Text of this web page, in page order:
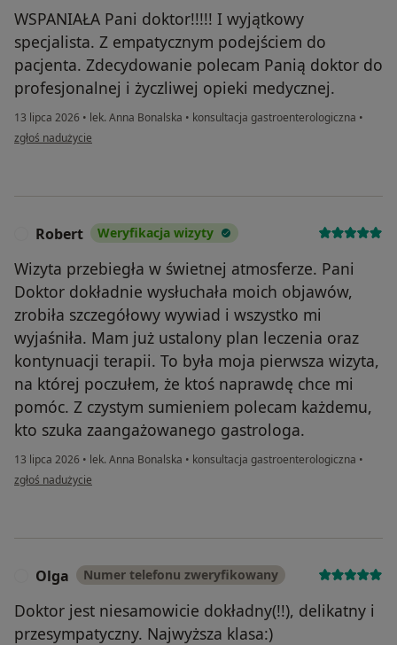
WSPANIAŁA Pani doktor!!!!! I wyjątkowy
specjalista. Z empatycznym podejściem do
pacjenta. Zdecydowanie polecam Panią doktor do
profesjonalnej i życzliwej opieki medycznej.
13 lipca 2026 • lek. Anna Bonalska • konsultacja gastroenterologiczna •
w opinii użytkownika Kasia
zgłoś nadużycie
Robert Weryfikacja wizyty
Wizyta przebiegła w świetnej atmosferze. Pani
Doktor dokładnie wysłuchała moich objawów,
zrobiła szczegółowy wywiad i wszystko mi
wyjaśniła. Mam już ustalony plan leczenia oraz
kontynuacji terapii. To była moja pierwsza wizyta,
na której poczułem, że ktoś naprawdę chce mi
pomóc. Z czystym sumieniem polecam każdemu,
kto szuka zaangażowanego gastrologa.
13 lipca 2026 • lek. Anna Bonalska • konsultacja gastroenterologiczna •
w opinii użytkownika Robert
zgłoś nadużycie
Olga Numer telefonu zweryfikowany
Doktor jest niesamowicie dokładny(!!), delikatny i
przesympatyczny. Najwyższa klasa:)